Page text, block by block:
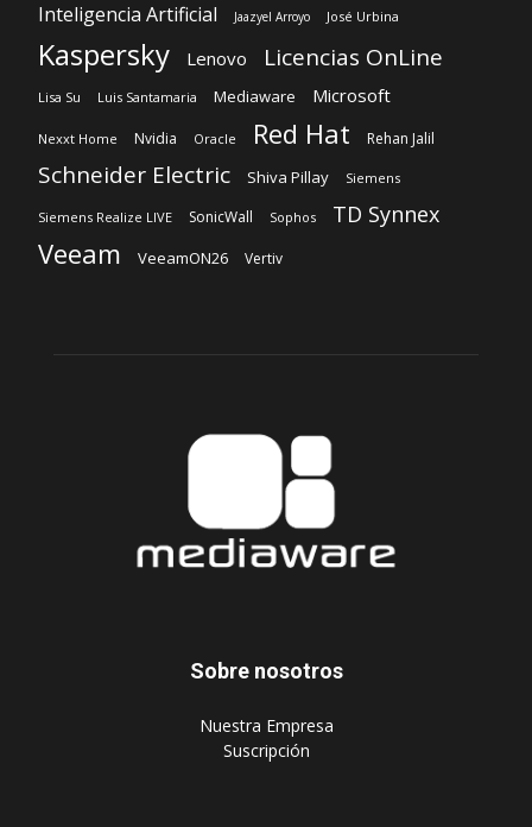
Inteligencia Artificial Jaazyel Arroyo José Urbina
Kaspersky Lenovo Licencias OnLine
Lisa Su Luis Santamaria Mediaware Microsoft
Nexxt Home Nvidia Oracle Red Hat Rehan Jalil
Schneider Electric Shiva Pillay Siemens
Siemens Realize LIVE SonicWall Sophos TD Synnex
Veeam VeeamON26 Vertiv
Sobre nosotros
‎Nuestra Empresa
‎Suscripción